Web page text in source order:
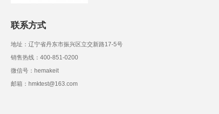
联系方式
地址：辽宁省丹东市振兴区立交新路17-5号
销售热线：400-851-0200
微信号：hemakeit
邮箱：hmktest@163.com